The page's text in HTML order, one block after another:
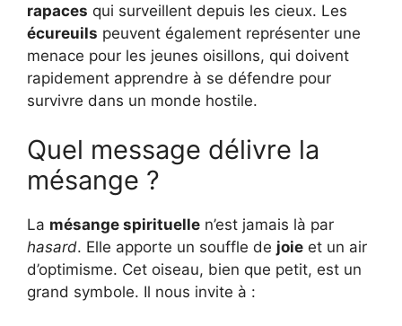
rapaces qui surveillent depuis les cieux. Les
écureuils peuvent également représenter une
menace pour les jeunes oisillons, qui doivent
rapidement apprendre à se défendre pour
survivre dans un monde hostile.
Quel message délivre la
mésange ?
La mésange spirituelle n’est jamais là par
hasard. Elle apporte un souffle de joie et un air
d’optimisme. Cet oiseau, bien que petit, est un
grand symbole. Il nous invite à :